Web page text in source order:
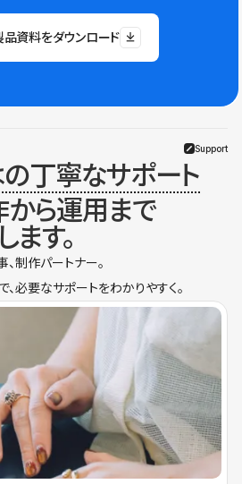
品資料をダウンロード
Support
丁寧なサポート
から運用まで
ます。
、制作パートナー。
必要なサポートをわかりやすく。